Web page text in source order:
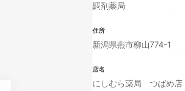
調剤薬局
住所
新潟県燕市柳山774-1
店名
にしむら薬局 つばめ店